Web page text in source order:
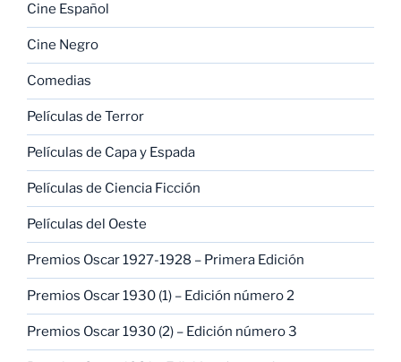
Cine Español
Cine Negro
Comedias
Películas de Terror
Películas de Capa y Espada
Películas de Ciencia Ficción
Películas del Oeste
Premios Oscar 1927-1928 – Primera Edición
Premios Oscar 1930 (1) – Edición número 2
Premios Oscar 1930 (2) – Edición número 3